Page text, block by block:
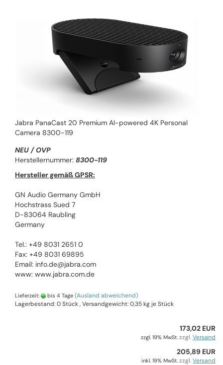
Jabra PanaCast 20 Premium AI-powered 4K Personal
Camera 8300-119
NEU / OVP
Herstellernummer: 8300-119
Hersteller gemäß GPSR:
GN Audio Germany GmbH
Hochstrass Sued 7
D-83064 Raubling
Germany
Tel.: +49 8031 2651 0
Fax: +49 8031 69895
Email: info.de@jabra.com
www: www.jabra.com.de
Lieferzeit: bis 4 Tage (Ausland abweichend)
Lagerbestand: 0 Stück , Versandgewicht:0,35kg je Stück
173,02 EUR
zzgl. 19% MwSt. zzgl.Versand
205,89 EUR
inkl. 19% MwSt. zzgl.Versand